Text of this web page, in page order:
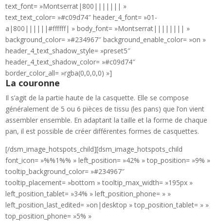
text_font= »Montserrat|800||||||| »
text_text_color= »#c09d74″ header_4_font= »01-
a|800||||||#ffffff| » body_font= »Montserrat|||||||| »
background_color= »#234967″ background_enable_color= »on »
header_4_text_shadow_style= »preset5″
header_4_text_shadow_color= »#c09d74″
border_color_all= »rgba(0,0,0,0) »]
La couronne
Il s’agit de la partie haute de la casquette. Elle se compose
généralement de 5 ou 6 pièces de tissu (les pans) que l’on vient
assembler ensemble. En adaptant la taille et la forme de chaque
pan, il est possible de créer différentes formes de casquettes.
[/dsm_image_hotspots_child][dsm_image_hotspots_child
font_icon= »%%1%% » left_position= »42% » top_position= »9% »
tooltip_background_color= »#234967″
tooltip_placement= »bottom » tooltip_max_width= »195px »
left_position_tablet= »34% » left_position_phone= » »
left_position_last_edited= »on|desktop » top_position_tablet= » »
top_position_phone= »5% »